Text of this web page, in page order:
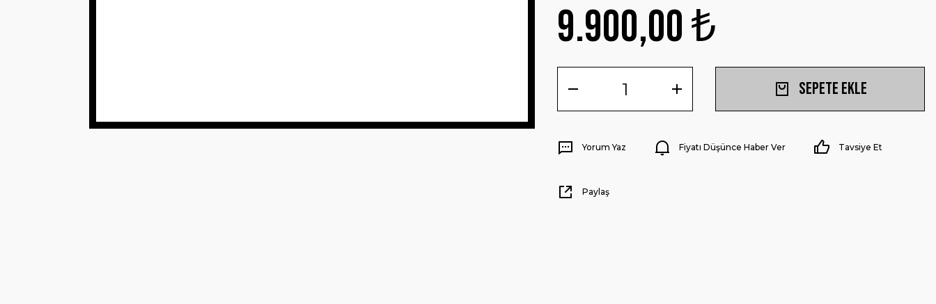
9.900,00 ₺
Sepete Ekle
Yorum Yaz Fiyatı Düşünce Haber Ver Tavsiye Et
Paylaş